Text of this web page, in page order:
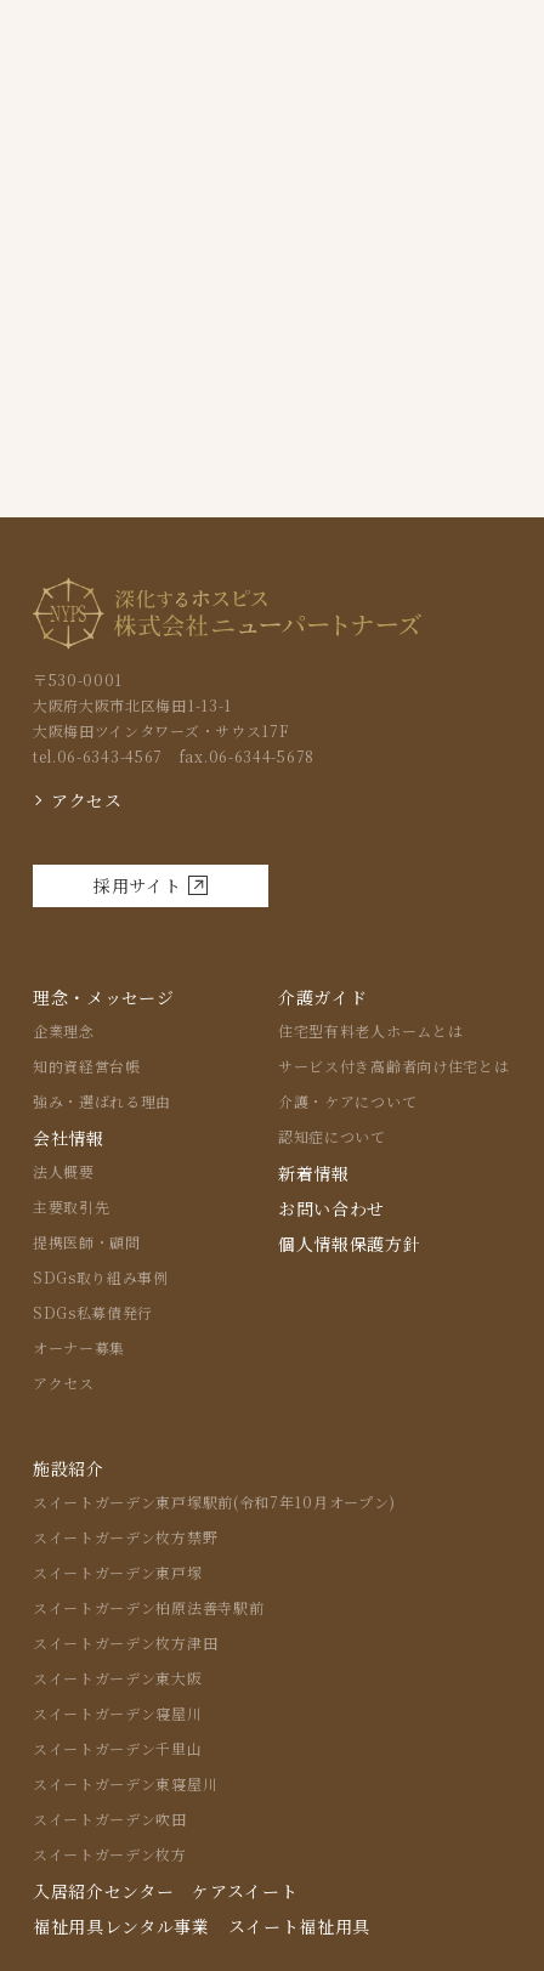
〒530-0001
大阪府大阪市北区梅田1-13-1
大阪梅田ツインタワーズ・サウス17F
tel.06-6343-4567 fax.06-6344-5678
アクセス
採用サイト
理念・メッセージ
企業理念
知的資経営台帳
強み・選ばれる理由
会社情報
法人概要
主要取引先
提携医師・顧問
SDGs取り組み事例
SDGs私募債発行
オーナー募集
アクセス
介護ガイド
住宅型有料⽼⼈ホームとは
サービス付き⾼齢者向け住宅とは
介護・ケアについて
認知症について
新着情報
お問い合わせ
個人情報保護方針
施設紹介
スイートガーデン東戸塚駅前(令和7年10月オープン)
スイートガーデン枚方禁野
スイートガーデン東戸塚
スイートガーデン柏原法善寺駅前
スイートガーデン枚方津田
スイートガーデン東大阪
スイートガーデン寝屋川
スイートガーデン千里山
スイートガーデン東寝屋川
スイートガーデン吹田
スイートガーデン枚方
入居紹介センター ケアスイート
福祉用具レンタル事業 スイート福祉用具